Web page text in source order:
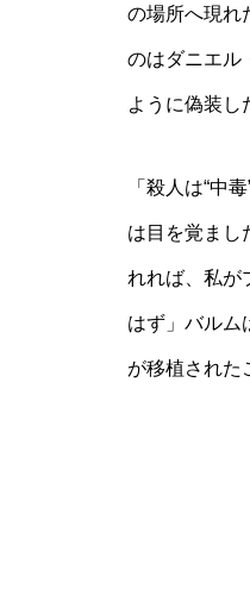
の場所へ現れ
のはダニエル
ように偽装し
「殺人は“中
は目を覚まし
れれば、私が
はず」バルム
が移植された